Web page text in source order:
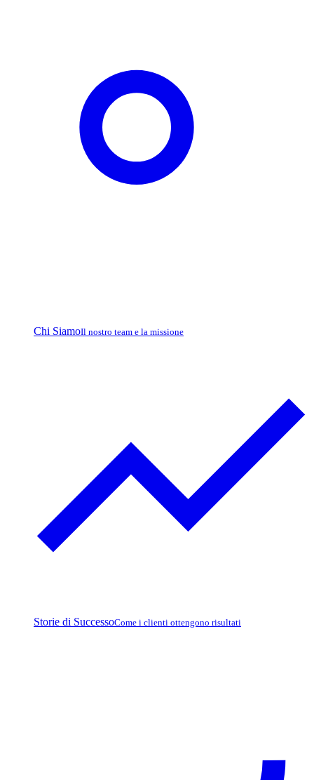
Chi SiamoIl nostro team e la missione
Storie di SuccessoCome i clienti ottengono risultati